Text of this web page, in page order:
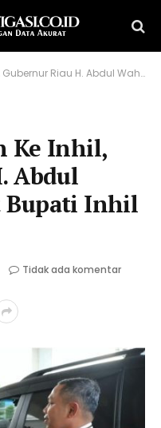
Wahid Disambut Bupati Inhil H. Herman
Ke Inhil,
Abdul
Bupati Inhil
Tidak ada komentar